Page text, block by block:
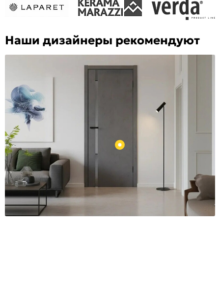
Наши дизайнеры рекомендуют